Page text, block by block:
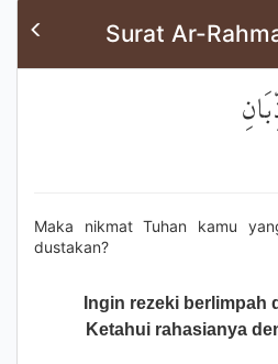
Surat Ar-
Maka nikmat Tuhan kamu
dustakan?
Ingin rezeki berlimpah
Ketahui rahasianya